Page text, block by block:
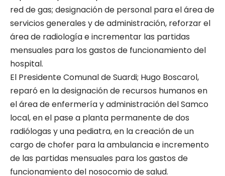
red de gas; designación de personal para el área de
servicios generales y de administración, reforzar el
área de radiología e incrementar las partidas
mensuales para los gastos de funcionamiento del
hospital.
El Presidente Comunal de Suardi; Hugo Boscarol,
reparó en la designación de recursos humanos en
el área de enfermería y administración del Samco
local, en el pase a planta permanente de dos
radiólogas y una pediatra, en la creación de un
cargo de chofer para la ambulancia e incremento
de las partidas mensuales para los gastos de
funcionamiento del nosocomio de salud.